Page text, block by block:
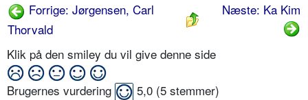
Forrige: Jørgensen, Carl
Thorvald
Næste: Ka Kim
Klik på den smiley du vil give denne side
Brugernes vurdering 5,0 (5 stemmer)